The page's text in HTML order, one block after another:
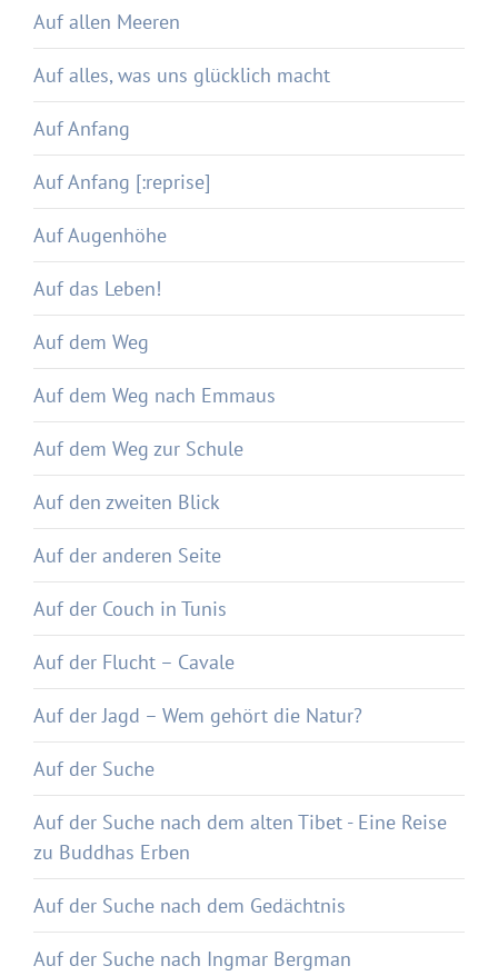
Auf allen Meeren
Auf alles, was uns glücklich macht
Auf Anfang
Auf Anfang [:reprise]
Auf Augenhöhe
Auf das Leben!
Auf dem Weg
Auf dem Weg nach Emmaus
Auf dem Weg zur Schule
Auf den zweiten Blick
Auf der anderen Seite
Auf der Couch in Tunis
Auf der Flucht – Cavale
Auf der Jagd – Wem gehört die Natur?
Auf der Suche
Auf der Suche nach dem alten Tibet - Eine Reise
zu Buddhas Erben
Auf der Suche nach dem Gedächtnis
Auf der Suche nach Ingmar Bergman